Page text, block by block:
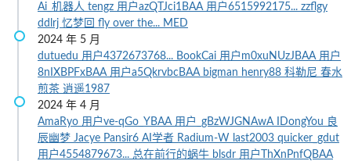
Ai_机器人 tengz 用户azQTJci1BAA 用户6515992175... zzflgy
ddlrj 忆梦回 fly over the... MED
2024 年 5 月
dutuedu 用户4372673768... BookCai 用户m0xuNUzJBAA 用户
8nIXBPFxBAA 用户a5QkrvbcBAA bigman henry88 科勒尼 春水
煎茶 逍遥1987
2024 年 4 月
AmaRyo 用户ve-qGo_YBAA 用户_gBzWJGNAwA IDongYou 良
辰幽梦 Jacye Pansir6 AI学者 Radium-W last2003 quicker_gdut
用户4554879673... 总在前行的蜗牛 blsdr 用户ThXnPnfQBAA